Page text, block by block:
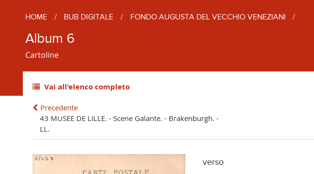
HOME / BUB DIGITALE / FONDO AUGUSTA DEL VECCHIO VENEZIANI /
Album 6
Cartoline
Vai all'elenco completo
Precedente
43 MUSEE DE LILLE. - Scene Galante. - Brakenburgh. -
LL.
verso